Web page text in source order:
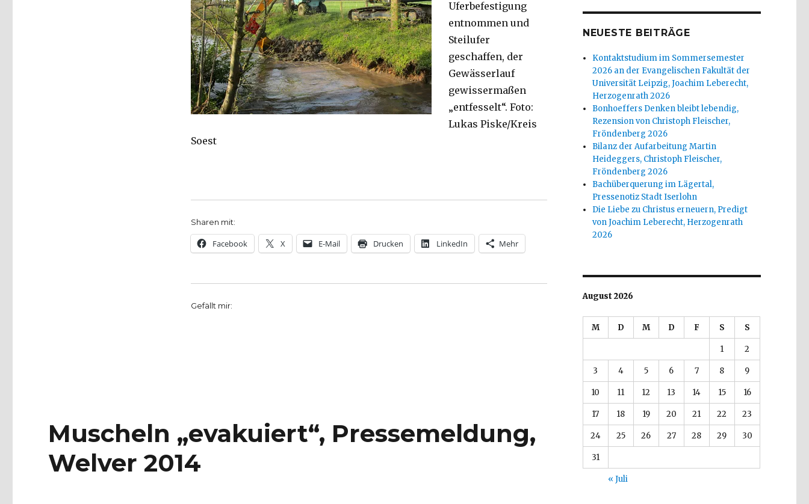
Uferbefestigung
entnommen und
Steilufer
geschaffen, der
Gewässerlauf
gewissermaßen
„entfesselt“. Foto:
Lukas Piske/Kreis
Soest
Sharen mit:
Facebook X E-Mail Drucken LinkedIn Mehr
Gefällt mir:
Muscheln „evakuiert“, Pressemeldung,
Welver 2014
NEUESTE BEITRÄGE
Kontaktstudium im Sommersemester
2026 an der Evangelischen Fakultät der
Universität Leipzig, Joachim Leberecht,
Herzogenrath 2026
Bonhoeffers Denken bleibt lebendig,
Rezension von Christoph Fleischer,
Fröndenberg 2026
Bilanz der Aufarbeitung Martin
Heideggers, Christoph Fleischer,
Fröndenberg 2026
Bachüberquerung im Lägertal,
Pressenotiz Stadt Iserlohn
Die Liebe zu Christus erneuern, Predigt
von Joachim Leberecht, Herzogenrath
2026
August 2026
M D M D F S S
1 2
3 4 5 6 7 8 9
10 11 12 13 14 15 16
17 18 19 20 21 22 23
24 25 26 27 28 29 30
31
« Juli